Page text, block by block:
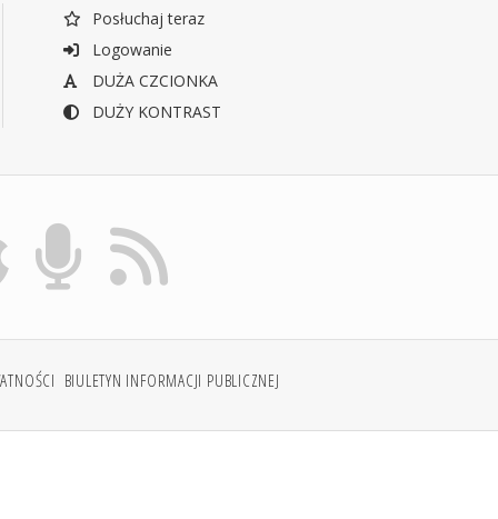
Posłuchaj teraz
Logowanie
DUŻA CZCIONKA
DUŻY KONTRAST
BIULETYN INFORMACJI PUBLICZNEJ